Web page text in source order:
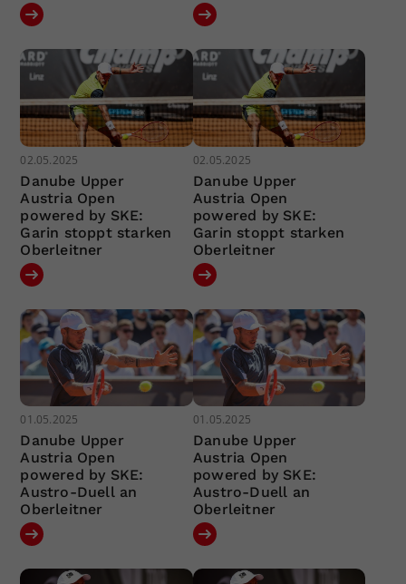
02.05.2025
Danube Upper
Austria Open
powered by SKE:
Garin stoppt starken
Oberleitner
02.05.2025
Danube Upper
Austria Open
powered by SKE:
Garin stoppt starken
Oberleitner
01.05.2025
Danube Upper
Austria Open
powered by SKE:
Austro-Duell an
Oberleitner
01.05.2025
Danube Upper
Austria Open
powered by SKE:
Austro-Duell an
Oberleitner